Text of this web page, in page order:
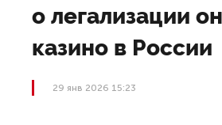
о легализации
казино в России
29 янв 2026 15:23